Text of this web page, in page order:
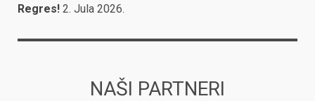
Regres! 2. Jula 2026.
NAŠI PARTNERI